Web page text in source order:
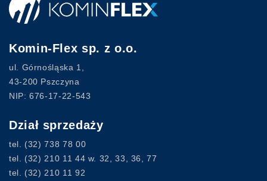
Komin-Flex sp. z o.o.
ul. Górnośląska 1,
43-200 Pszczyna
NIP: 676-17-22-543
Dział sprzedaży
tel. (32) 738 78 00
tel. (32) 210 11 44 w. 32, 33, 36, 77
tel. (32) 210 11 92